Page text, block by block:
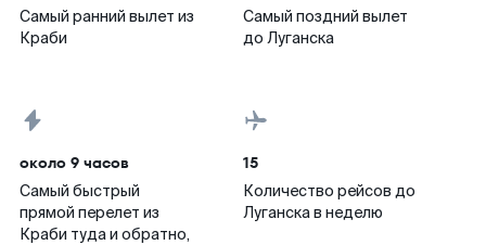
Самый ранний вылет из
Краби
Самый поздний вылет
до Луганска
около 9 часов
Самый быстрый
прямой перелет из
Краби туда и обратно,
15
Количество рейсов до
Луганска в неделю